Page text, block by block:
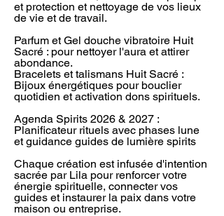
et protection et nettoyage de vos lieux
de vie et de travail.
Parfum et Gel douche vibratoire Huit
Sacré : pour nettoyer l'aura et attirer
abondance.
Bracelets et talismans Huit Sacré :
Bijoux énergétiques pour bouclier
quotidien et activation dons spirituels.
Agenda Spirits 2026 & 2027 :
Planificateur rituels avec phases lune
et guidance guides de lumière spirits
Chaque création est infusée d'intention
sacrée par Lila pour renforcer votre
énergie spirituelle, connecter vos
guides et instaurer la paix dans votre
maison ou entreprise.